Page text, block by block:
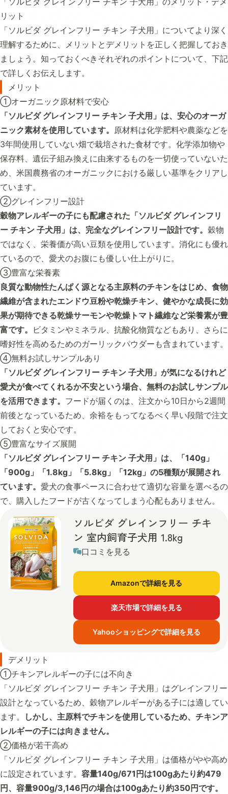
リット
「ソルビダ グレインフリー チキン 子犬用」についてより深く
理解するために、メリットとデメリットを正しく把握しておき
ましょう。知っておくべきそれぞれのポイントについて、下記
で詳しくお伝えします。
メリット
①オーガニック原材料で安心
「ソルビダ グレインフリー チキン 子犬用」は、安心のオーガ
ニック素材を使用しています。 原材料は化学肥料や農薬などを
3年間使用していない畑で栽培された食材です。化学添加物や
保存料、遺伝子組み換えに由来するものを一切使っていないた
め、米国農務省のオーガニックにおける厳しい基準をクリアし
ています。
②グレインフリー設計
穀物アレルギーの子にも配慮された「ソルビダ グレインフリ
ー チキン 子犬用」は、完全なグレインフリー設計です。 穀物
ではなく、栄養価が高い豆類を使用しています。消化にも優れ
ているので、愛犬のお腹にも優しい仕上がりに。
③豊富な栄養素
良質な動物性たんぱく源となる主原料のチキンをはじめ、食物
繊維が含まれたエンドウ豆粉や乾燥チキン、健やかな成長に効
果が期待できる乾燥サーモンや乾燥トマト繊維など栄養素が豊
富です。
ビタミンやミネラル、抗酸化物質などもあり、さらに
嗜好性を高めるためのガーリックパウダーも含まれています。
④無料お試しサンプルあり
「ソルビダ グレインフリー チキン 子犬用」が気になるけれど
愛犬が食べてくれるか不安という場合、無料のお試しサンプル
を活用できます。 フードが届くのは、注文から10日から2週間
前後となっているため、余裕をもってなるべく早い段階で注文
しておくと安心です。
⑤豊富なサイズ展開
「ソルビダ グレインフリー チキン 子犬用」は、「140g」
「900g」「1.8kg」「5.8kg」「12kg」の5種類が展開され
ています。 愛犬の食事ペースに合わせて適切な容量を選べるの
で、購入したフードが古くなってしまう心配もありません。
ソルビダ グレインフリー チキ
ン 室内飼育子犬用 1.8kg
口コミを見る
Amazonで詳細を見る
楽天市場で詳細を見る
Yahooショッピングで詳細を見る
デメリット
①チキンアレルギーの子には不向き
「ソルビダ グレインフリー チキン 子犬用」はグレインフリー
設計となっているため、穀物アレルギーがある子には適してい
ます。
しかし、主原料でチキンを使用しているため、チキンア
レルギーの子には向きません。
②価格が若干高め
「ソルビダ グレインフリー チキン 子犬用」は価格がやや高め
に設定されています。 容量140g/671円は100gあたり約479
円、容量900g/3,146円の場合は100gあたり約350円です。